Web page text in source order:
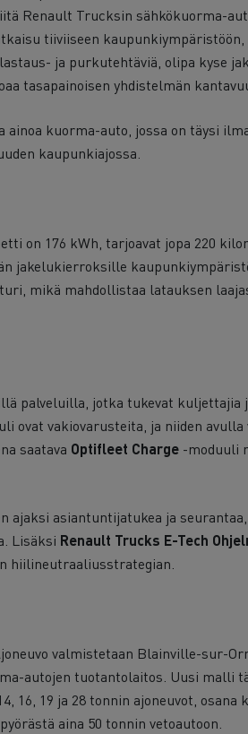
Renault Trucksin sähkökuorma-
tiiviiseen
ja purkutehtäviä, olipa kyse
tasapainoisen yhdistelmän
kuorma-auto, jossa on täysi
kaupunkiajossa.
on 176 kWh, tarjoavat jopa 220
jakelukierroksille
mikä mahdollistaa latauksen
palveluilla, jotka tukevat kuljettajia
ovat vakiovarusteita, ja niiden avulla
saatava Optifleet Charge -moduuli
ajaksi asiantuntijatukea ja
Lisäksi Renault Trucks E-Tech
hiilineutraaliusstrategian.
valmistetaan Blainville-sur-
autojen tuotantolaitos. Uusi malli
16, 19 ja 28 tonnin ajoneuvot, osana
aina 50 tonnin vetoautoon.